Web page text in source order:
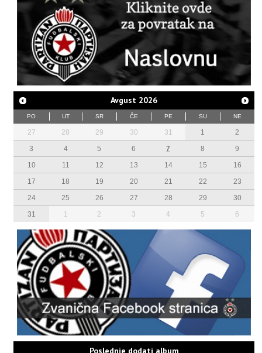
Avgust 2026
PO UT SR ČE PE SU NE
27 28 29 30 31 1
2
3
4 5 6 7 8
9
10
11 12 13 14 15
16
17
18 19 20 21 22
23
24
25 26 27 28 29
30
31
1 2 3 4 5 6
Poslednje dodati album